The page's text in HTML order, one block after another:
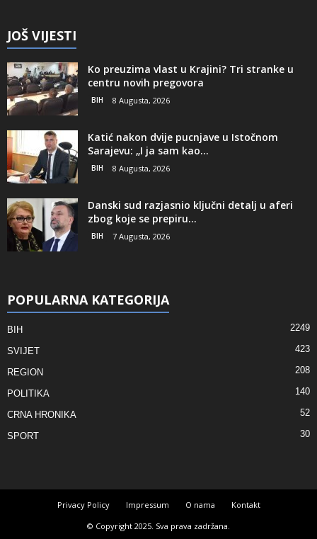
JOŠ VIJESTI
Ko preuzima vlast u Krajini? Tri stranke u
centru novih pregovora
BIH 8 Augusta, 2026
Katić nakon dvije pucnjave u Istočnom
Sarajevu: „I ja sam kao...
BIH 8 Augusta, 2026
Danski sud razjasnio ključni detalj u aferi
zbog koje se prepiru...
BIH 7 Augusta, 2026
POPULARNA KATEGORIJA
BIH 2249
SVIJET 423
REGION 208
POLITIKA 140
CRNA HRONIKA 52
SPORT 30
Privacy Policy Impressum O nama
Kontakt
© Copyright 2025. Sva prava zadržana.